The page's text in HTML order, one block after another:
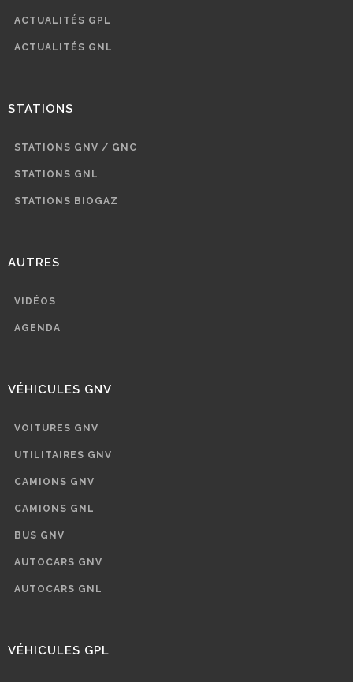
ACTUALITÉS GPL
ACTUALITÉS GNL
STATIONS
STATIONS GNV / GNC
STATIONS GNL
STATIONS BIOGAZ
AUTRES
VIDÉOS
AGENDA
VÉHICULES GNV
VOITURES GNV
UTILITAIRES GNV
CAMIONS GNV
CAMIONS GNL
BUS GNV
AUTOCARS GNV
AUTOCARS GNL
VÉHICULES GPL